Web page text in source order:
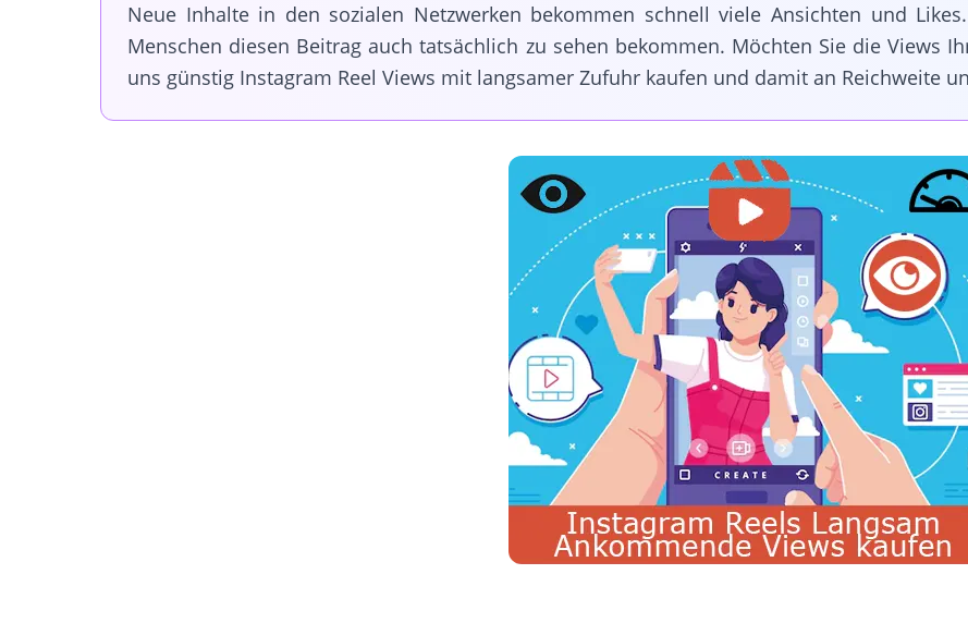
Neue Inhalte in den sozialen Netzwerken bekommen schnell viele Ansichten und
Menschen diesen Beitrag auch tatsächlich zu sehen bekommen. Möchten Sie die Views
uns günstig Instagram Reel Views mit langsamer Zufuhr kaufen und damit an Reichweite